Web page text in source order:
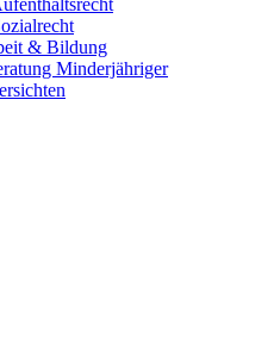
& Bildung
Minderjähriger